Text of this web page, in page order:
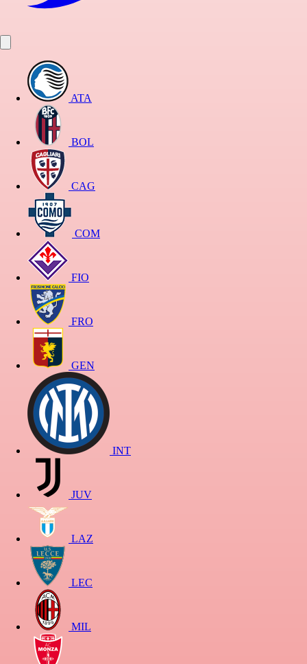
ATA
BOL
CAG
COM
FIO
FRO
GEN
INT
JUV
LAZ
LEC
MIL